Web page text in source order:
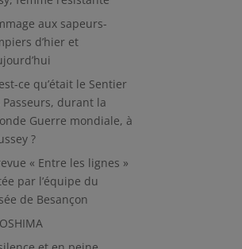
aux sapeurs-
d’hier et
ce qu’était le Sentier
Passeurs, durant la
Guerre mondiale, à
?
« Entre les lignes »
par l’équipe du
de Besançon